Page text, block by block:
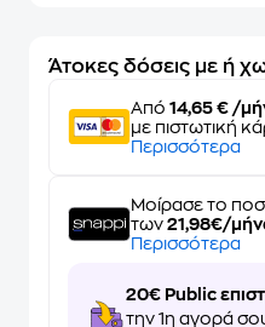
Άτοκες δόσεις με ή
Από 14,65 € /
με πιστωτική
Περισσότερα
Μοίρασε το
των 21,98€/
Περισσότερα
20€ Public
την 1η αγορά